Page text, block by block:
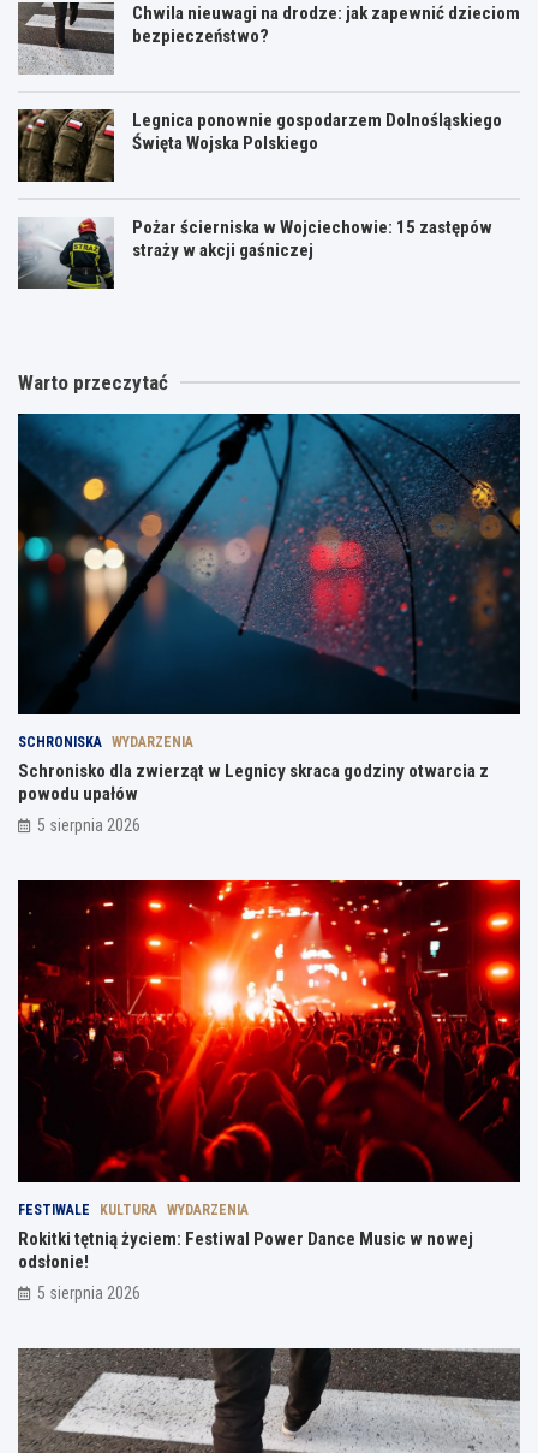
Chwila nieuwagi na drodze: jak zapewnić dzieciom
bezpieczeństwo?
Legnica ponownie gospodarzem Dolnośląskiego
Święta Wojska Polskiego
Pożar ścierniska w Wojciechowie: 15 zastępów
straży w akcji gaśniczej
Warto przeczytać
SCHRONISKA WYDARZENIA
Schronisko dla zwierząt w Legnicy skraca godziny otwarcia z
powodu upałów
5 sierpnia 2026
FESTIWALE KULTURA WYDARZENIA
Rokitki tętnią życiem: Festiwal Power Dance Music w nowej
odsłonie!
5 sierpnia 2026